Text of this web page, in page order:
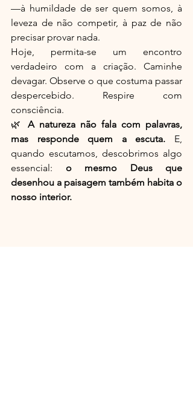
—à humildade de ser quem somos, à
leveza de não competir, à paz de não
precisar provar nada.
Hoje, permita-se um encontro
verdadeiro com a criação. Caminhe
devagar. Observe o que costuma passar
despercebido. Respire com
consciência.
🌿 A natureza não fala com palavras,
mas responde quem a escuta. E,
quando escutamos, descobrimos algo
essencial: o mesmo Deus que
desenhou a paisagem também habita o
nosso interior.